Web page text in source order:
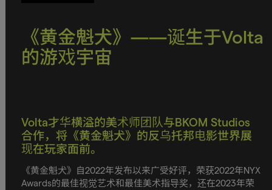
《黄金魁犬》——诞生于Volta
的游戏宇宙
Volta才华横溢的美术师团队与BKOM Studios
合作，将《黄金魁犬》的反乌托邦电影世界展
现在玩家面前。
《黄金魁犬》自2022年发布以来广受好评，荣获2022年NYX
Awards的最佳视觉艺术和最佳美术指导奖，还在2023年荣